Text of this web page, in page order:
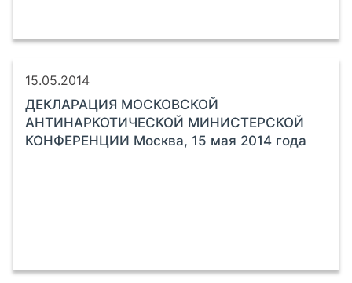
15.05.2014
ДЕКЛАРАЦИЯ МОСКОВСКОЙ
АНТИНАРКОТИЧЕСКОЙ МИНИСТЕРСКОЙ
КОНФЕРЕНЦИИ Москва, 15 мая 2014 года